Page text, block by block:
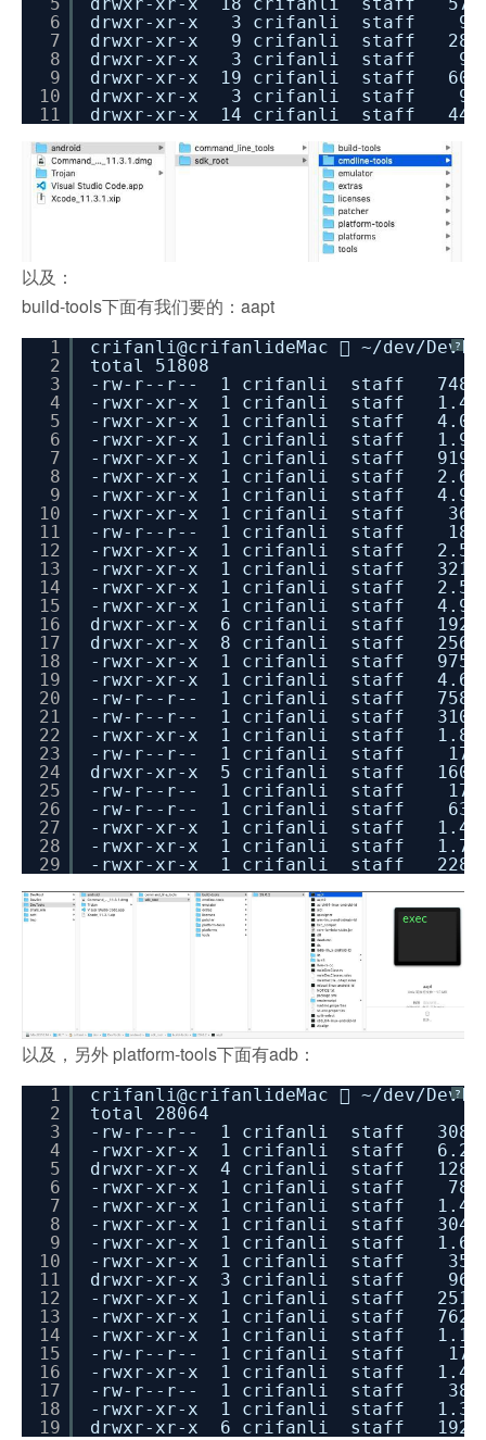
6
7
8
9
10
11
drwxr-xr-x 3 crifanli staff 96B
drwxr-xr-x 9 crifanli staff 288B
drwxr-xr-x 3 crifanli staff 96B
drwxr-xr-x 19 crifanli staff 608B
drwxr-xr-x 3 crifanli staff 96B
drwxr-xr-x 14 crifanli staff 448B
以及：
build-tools下面有我们要的：aapt
?
1
2
3
4
5
6
7
8
9
10
11
12
13
14
15
16
17
18
19
20
21
22
23
24
25
26
27
28
29
crifanli@crifanlideMac  ~/dev/
total 51808
-rw-r--r-- 1 crifanli staff 748K 10
-rwxr-xr-x 1 crifanli staff 1.4M
-rwxr-xr-x 1 crifanli staff 4.0M
-rwxr-xr-x 1 crifanli staff 1.9M
-rwxr-xr-x 1 crifanli staff 919K
-rwxr-xr-x 1 crifanli staff 2.6K
-rwxr-xr-x 1 crifanli staff 4.9M
-rwxr-xr-x 1 crifanli staff 36K 10
-rw-r--r-- 1 crifanli staff 18K 10
-rwxr-xr-x 1 crifanli staff 2.5K
-rwxr-xr-x 1 crifanli staff 321K 10
-rwxr-xr-x 1 crifanli staff 2.5K
-rwxr-xr-x 1 crifanli staff 4.9M
drwxr-xr-x 6 crifanli staff 192B
drwxr-xr-x 8 crifanli staff 256B
-rwxr-xr-x 1 crifanli staff 975K
-rwxr-xr-x 1 crifanli staff 4.6K 10
-rw-r--r-- 1 crifanli staff 758B 10
-rw-r--r-- 1 crifanli staff 310B 10
-rwxr-xr-x 1 crifanli staff 1.8M
-rw-r--r-- 1 crifanli staff 17K 10
drwxr-xr-x 5 crifanli staff 160B
-rw-r--r-- 1 crifanli staff 17B 10
-rw-r--r-- 1 crifanli staff 63B
-rwxr-xr-x 1 crifanli staff 1.4M
-rwxr-xr-x 1 crifanli staff 1.7M
-rwxr-xr-x 1 crifanli staff 228K
以及，另外 platform-tools下面有adb：
?
1
2
3
4
5
6
7
8
9
10
11
12
13
14
15
16
17
18
19
crifanli@crifanlideMac  ~/dev/
total 28064
-rw-r--r-- 1 crifanli staff 308K 10
-rwxr-xr-x 1 crifanli staff 6.2M
drwxr-xr-x 4 crifanli staff 128B
-rwxr-xr-x 1 crifanli staff 78K 10
-rwxr-xr-x 1 crifanli staff 1.4M
-rwxr-xr-x 1 crifanli staff 304K
-rwxr-xr-x 1 crifanli staff 1.6M
-rwxr-xr-x 1 crifanli staff 35K 10
drwxr-xr-x 3 crifanli staff 96B
-rwxr-xr-x 1 crifanli staff 251K
-rwxr-xr-x 1 crifanli staff 762K
-rwxr-xr-x 1 crifanli staff 1.1K 10
-rw-r--r-- 1 crifanli staff 17K 10
-rwxr-xr-x 1 crifanli staff 1.4M
-rw-r--r-- 1 crifanli staff 38B
-rwxr-xr-x 1 crifanli staff 1.3M
drwxr-xr-x 6 crifanli staff 192B